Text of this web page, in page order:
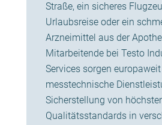
Straße, ein sicheres
Urlaubsreise oder ein
Arzneimittel aus der
Mitarbeitende bei Testo
Services sorgen
messtechnische
Sicherstellung von
Qualitätsstandards in